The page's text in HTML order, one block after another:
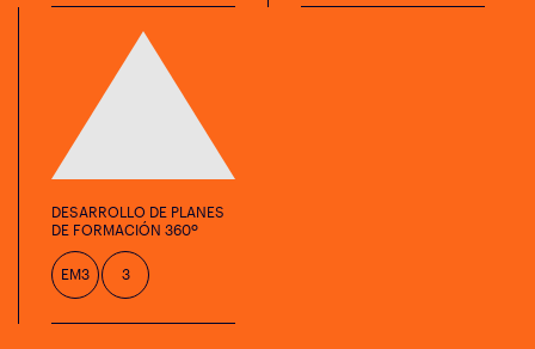
DESARROLLO DE PLANES
DE FORMACIÓN 360º
EM3 3